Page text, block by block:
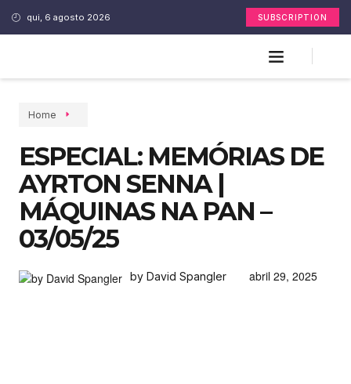
qui, 6 agosto 2026 SUBSCRIPTION
Home
ESPECIAL: MEMÓRIAS DE
AYRTON SENNA |
MÁQUINAS NA PAN –
03/05/25
by David Spangler abril 29, 2025